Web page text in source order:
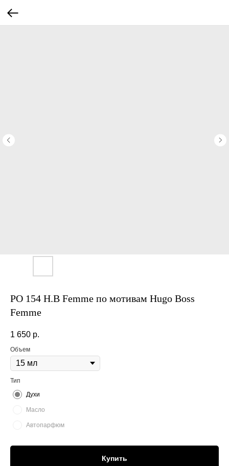
PO 154 H.B Femme по мотивам Hugo Boss
Femme
1 650 р.
Объем
Тип
Духи
Масло
Автопарфюм
Купить